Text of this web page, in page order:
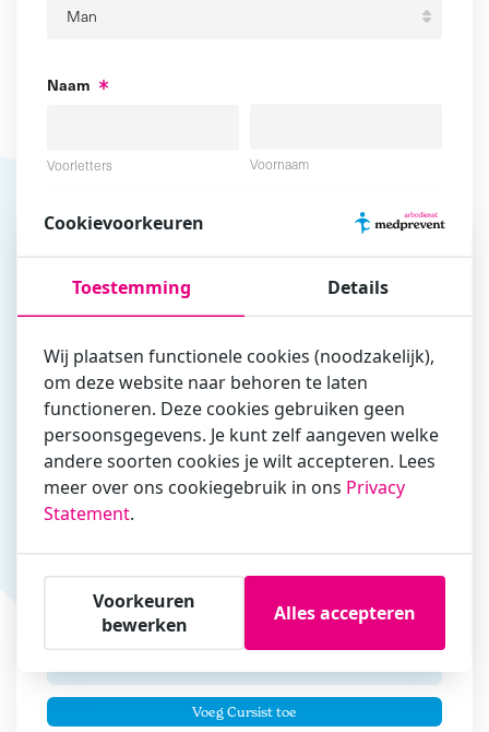
Naam
Voorletters Voornaam
Tussenvoegsel Achternaam
E-mailadres
zakelijk/administratief correspondeert
Is de contactpersoon ook een cursist?
Ja
Nee
Cursisten
Voeg cursisten toe
Tussenvoegsel
Voeg Cursist toe
Cookievoorkeuren
Toestemming Details
Wij plaatsen functionele cookies (noodzakelijk),
om deze website naar behoren te laten
functioneren. Deze cookies gebruiken geen
persoonsgegevens. Je kunt zelf aangeven welke
andere soorten cookies je wilt accepteren. Lees
meer over ons cookiegebruik in ons Privacy
Statement.
Voorkeuren
bewerken
Alles accepteren